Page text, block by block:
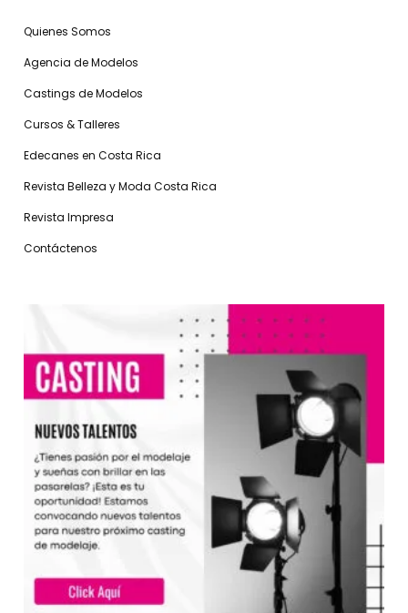
Quienes Somos
Agencia de Modelos
Castings de Modelos
Cursos & Talleres
Edecanes en Costa Rica
Revista Belleza y Moda Costa Rica
Revista Impresa
Contáctenos